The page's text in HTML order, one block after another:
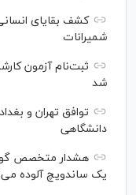
کشف بقایای
شمیرانات
ثبت‌نام آزمون
شد
توافق تهران و
دانشگاهی
هشدار متخصص
یک ساندویچ آلوده